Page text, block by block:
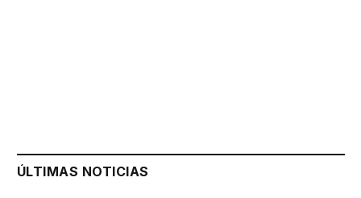
ÚLTIMAS NOTICIAS